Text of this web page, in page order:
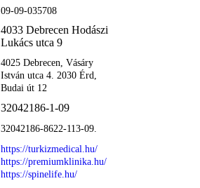
09-09-035708
4033 Debrecen Hodászi
Lukács utca 9
4025 Debrecen, Vásáry
István utca 4. 2030 Érd,
Budai út 12
32042186-1-09
32042186-8622-113-09.
https://turkizmedical.hu/
https://premiumklinika.hu/
https://spinelife.hu/